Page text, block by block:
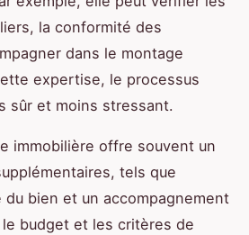
la conformité des
dans le montage
expertise, le processus
sûr et moins stressant.
immobilière offre souvent un
tels que
du bien et un accompagnement
budget et les critères de